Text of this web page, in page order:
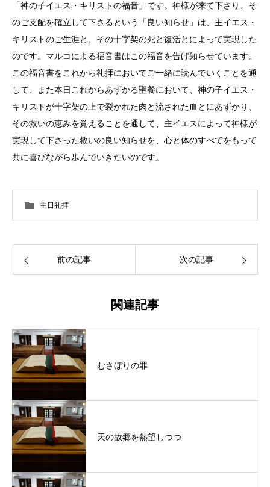
「神の子イエス・キリストの福音」です。神様が来て下さり、そ
のご支配を確立して下さるという「良い知らせ」は、主イエス・
キリストのご生涯と、その十字架の死と復活とによって実現した
のです。マルコによる福音書はこの福音を告げ知らせています。
この福音書をこれから礼拝においてご一緒に読んでいくことを通
して、また本日これからあずかる聖餐において、神の子イエス・
キリストが十字架の上で裂かれた肉と流された血とにあずかり、
その救いの恵みを覚えることを通して、主イエスによって神様が
実現して下さった救いの良い知らせを、心と体のすべてをもって
共に喜びながら歩んでいきたいのです。
主日礼拝
前の記事 次の記事
関連記事
むさぼりの罪
天の故郷を熱望しつつ